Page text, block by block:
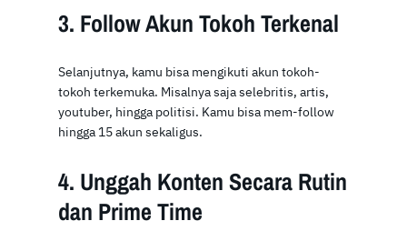
3. Follow Akun Tokoh Terkenal
Selanjutnya, kamu bisa mengikuti akun tokoh-
tokoh terkemuka. Misalnya saja selebritis, artis,
youtuber, hingga politisi. Kamu bisa mem-follow
hingga 15 akun sekaligus.
4. Unggah Konten Secara Rutin
dan Prime Time